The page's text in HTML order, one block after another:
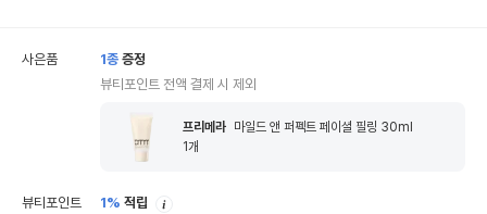
사은품 1종 증정
뷰티포인트 전액 결제 시 제외
프리메라 마일드 앤 퍼펙트 페이셜 필링 30ml
1개
뷰티포인트 1% 적립